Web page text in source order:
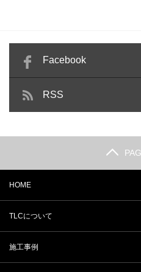
Facebook
RSS
HOME
TLCについて
施工事例